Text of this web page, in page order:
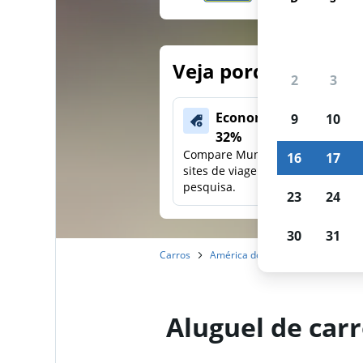
Veja porque
Economize mais de
32%
Compare Mundi com outros
sites de viagens em uma única
pesquisa.
Carros América do Norte
Aluguel de
2 3
9 10
16 17
23 24
30 31